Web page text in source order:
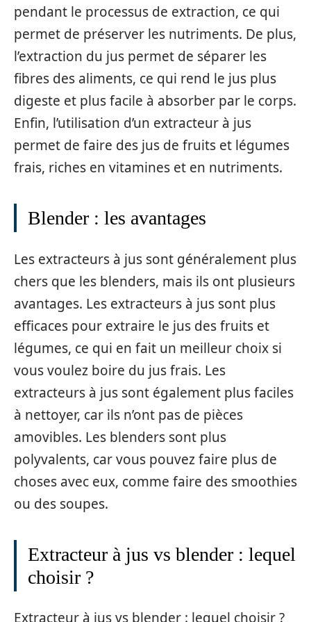
pendant le processus de extraction, ce qui
permet de préserver les nutriments. De plus,
l’extraction du jus permet de séparer les
fibres des aliments, ce qui rend le jus plus
digeste et plus facile à absorber par le corps.
Enfin, l’utilisation d’un extracteur à jus
permet de faire des jus de fruits et légumes
frais, riches en vitamines et en nutriments.
Blender : les avantages
Les extracteurs à jus sont généralement plus
chers que les blenders, mais ils ont plusieurs
avantages. Les extracteurs à jus sont plus
efficaces pour extraire le jus des fruits et
légumes, ce qui en fait un meilleur choix si
vous voulez boire du jus frais. Les
extracteurs à jus sont également plus faciles
à nettoyer, car ils n’ont pas de pièces
amovibles. Les blenders sont plus
polyvalents, car vous pouvez faire plus de
choses avec eux, comme faire des smoothies
ou des soupes.
Extracteur à jus vs blender : lequel
choisir ?
Extracteur à jus vs blender : lequel choisir ?